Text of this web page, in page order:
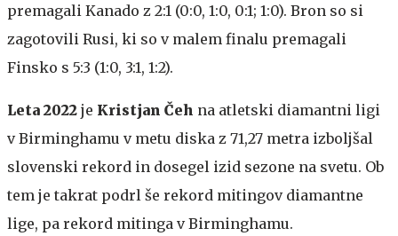
premagali Kanado z 2:1 (0:0, 1:0, 0:1; 1:0). Bron so si
zagotovili Rusi, ki so v malem finalu premagali
Finsko s 5:3 (1:0, 3:1, 1:2).
Leta 2022 je Kristjan Čeh na atletski diamantni ligi
v Birminghamu v metu diska z 71,27 metra izboljšal
slovenski rekord in dosegel izid sezone na svetu. Ob
tem je takrat podrl še rekord mitingov diamantne
lige, pa rekord mitinga v Birminghamu.